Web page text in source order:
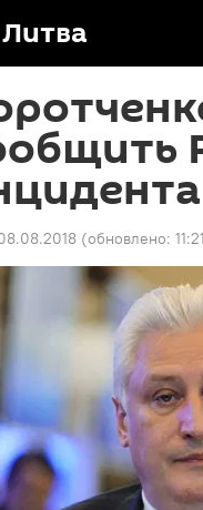
Литва
(обновлено: